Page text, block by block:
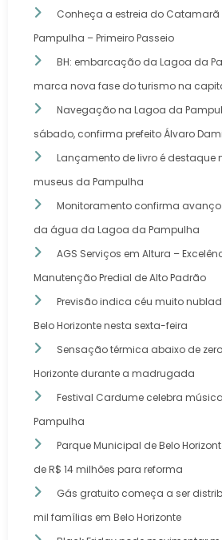
Conheça a estreia do
Pampulha – Primeiro Passeio
BH: embarcação da Lagoa da
marca nova fase do turismo na
Navegação na Lagoa da
sábado, confirma prefeito Álvaro
Lançamento de livro é
museus da Pampulha
Monitoramento confirma
da água da Lagoa da Pampulha
AGS Serviços em Altura –
Manutenção Predial de Alto Padrão
Previsão indica céu muito
Belo Horizonte nesta sexta-feira
Sensação térmica abaixo de
Horizonte durante a madrugada
Festival Cardume celebra
Pampulha
Parque Municipal de Belo
de R$ 14 milhões para reforma
Gás gratuito começa a ser
mil famílias em Belo Horizonte